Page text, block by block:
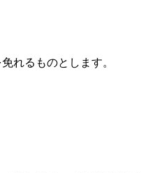
れるものとします。